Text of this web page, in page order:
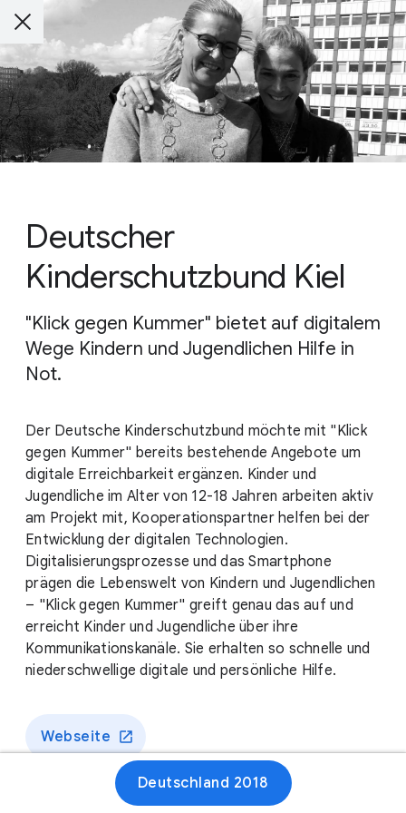
Deutscher
Kinderschutzbund Kiel
"Klick gegen Kummer" bietet auf digitalem
Wege Kindern und Jugendlichen Hilfe in
Not.
Der Deutsche Kinderschutzbund möchte mit "Klick
gegen Kummer" bereits bestehende Angebote um
digitale Erreichbarkeit ergänzen. Kinder und
Jugendliche im Alter von 12-18 Jahren arbeiten aktiv
am Projekt mit, Kooperationspartner helfen bei der
Entwicklung der digitalen Technologien.
Digitalisierungsprozesse und das Smartphone
prägen die Lebenswelt von Kindern und Jugendlichen
– "Klick gegen Kummer" greift genau das auf und
erreicht Kinder und Jugendliche über ihre
Kommunikationskanäle. Sie erhalten so schnelle und
niederschwellige digitale und persönliche Hilfe.
Webseite
Deutschland 2018